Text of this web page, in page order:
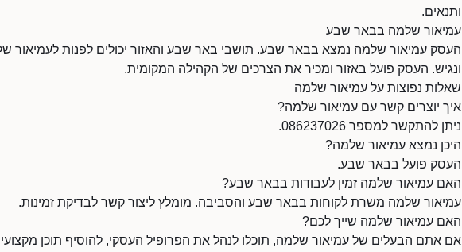
ותנאים.
עמיאור שלמה בבאר שבע
העסק עמיאור שלמה נמצא בבאר שבע. תושבי באר שבע והאזור יכולים לפנות לעמיאור
ונגיש. העסק פועל באזור ומכיר את הצרכים של הקהילה המקומית.
שאלות נפוצות על עמיאור שלמה
איך יוצרים קשר עם עמיאור שלמה?
ניתן להתקשר למספר 086237026.
היכן נמצא עמיאור שלמה?
העסק פועל בבאר שבע.
האם עמיאור שלמה זמין לעבודות בבאר שבע?
עמיאור שלמה משרת לקוחות בבאר שבע והסביבה. מומלץ ליצור קשר לבדיקת זמינות.
האם עמיאור שלמה שייך לכם?
אם אתם הבעלים של עמיאור שלמה, תוכלו לנהל את הפרופיל העסקי, להוסיף תוכן מקצועי